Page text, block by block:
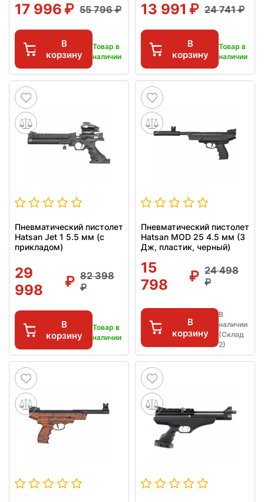
17 996 55 796
В
корзину
Товар в
наличии
13 991 24 741
В
корзину
Товар в
наличии
Пневматический пистолет
Hatsan Jet 1 5.5 мм (с
прикладом)
29
998
82 398
В
корзину
Товар в
наличии
Пневматический пистолет
Hatsan MOD 25 4.5 мм (3
Дж, пластик, черный)
15
798
24 498
В
корзину
В
наличии
(Склад
2)